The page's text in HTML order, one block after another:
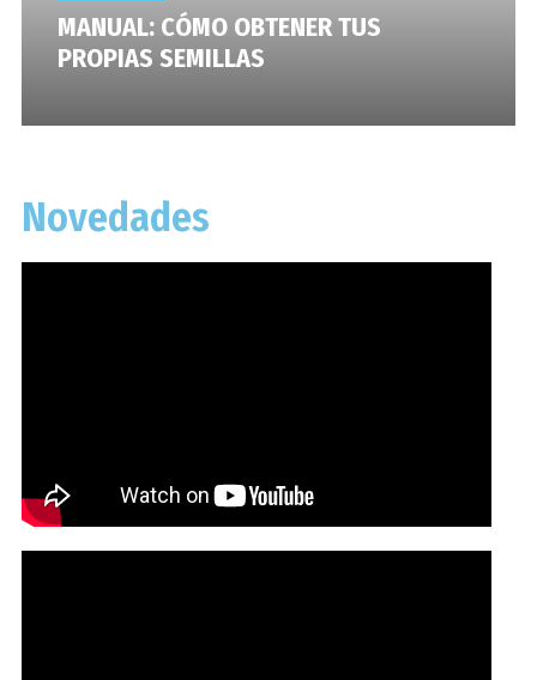
MANUAL: CÓMO OBTENER TUS
PROPIAS SEMILLAS
Novedades